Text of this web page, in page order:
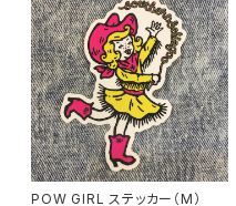
POW GIRL ステッカー（M）